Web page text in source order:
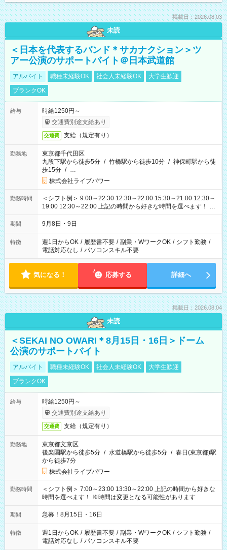
掲載日：2026.08.03
未読
＜日本を代表するバンド＊サカナクション＞ツ
アー公演のサポートバイト＠日本武道館
アルバイト 職種未経験OK 社会人未経験OK
大学生歓迎
ブランクOK
給与
時給1250円～
交通費別途支給あり
交通費 支給（規定有り）
勤務地
東京都千代田区
九段下駅から徒歩5分 / 竹橋駅から徒歩10分 / 神保町駅から徒
歩15分 / …
株式会社ライブパワー
勤務時間
＜シフト例＞ 9:00～22:30 12:30～22:00 15:30～21:00 12:30～
19:00 12:30～22:00 上記の時間から好きな時間を選べます！ ※
時間は変更となる可能性があります
期間 9月8日・9日
特徴 週1日からOK / 履歴書不要 / 副業・WワークOK / シフト勤務 /
電話対応なし / パソコンスキル不要
気になる！ 応募する 詳細へ
掲載日：2026.08.04
未読
＜SEKAI NO OWARI＊8月15日・16日＞ドーム
公演のサポートバイト
アルバイト 職種未経験OK 社会人未経験OK
大学生歓迎
ブランクOK
給与
時給1250円～
交通費別途支給あり
交通費 支給（規定有り）
勤務地
東京都文京区
後楽園駅から徒歩5分 / 水道橋駅から徒歩5分 / 春日(東京都)駅
から徒歩7分
株式会社ライブパワー
勤務時間
＜シフト例＞ 7:00～23:00 13:30～22:00 上記の時間から好きな
時間を選べます！ ※時間は変更となる可能性があります
期間 急募！8月15日・16日
特徴 週1日からOK / 履歴書不要 / 副業・WワークOK / シフト勤務 /
電話対応なし / パソコンスキル不要